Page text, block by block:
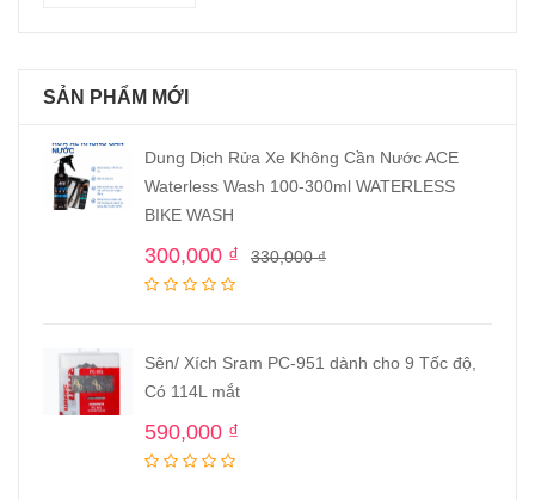
SẢN PHẨM MỚI
Dung Dịch Rửa Xe Không Cần Nước ACE
Waterless Wash 100-300ml WATERLESS
BIKE WASH
330,000₫
300,000 ₫
Sên/ Xích Sram PC-951 dành cho 9 Tốc độ,
Có 114L mắt
590,000 ₫